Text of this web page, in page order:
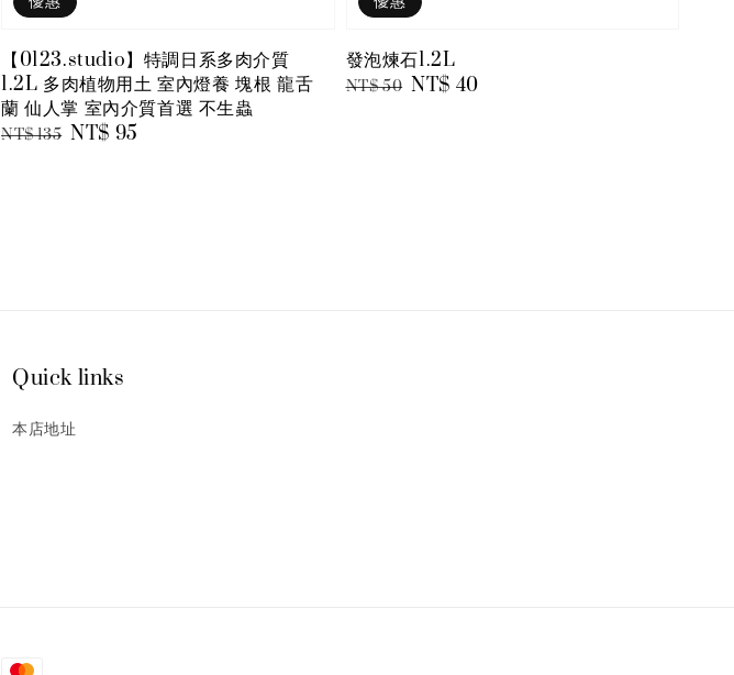
【0123.studio】特調日系多肉介質
1.2L 多肉植物用土 室內燈養 塊根 龍舌
蘭 仙人掌 室內介質首選 不生蟲
Regular
NT$ 135 Sale
NT$ 95
發泡煉石1.2L
Regular
NT$ 50 Sale
NT$ 40
Quick links
本店地址